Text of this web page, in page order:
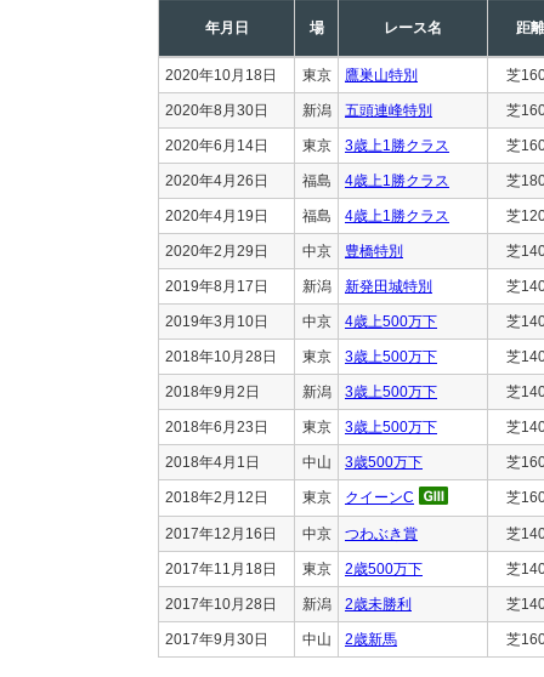
年月日 場 レース名 距離
2020年10月18日 東京 鷹巣山特別 芝
2020年8月30日 新潟 五頭連峰特別 芝
2020年6月14日 東京 3歳上1勝クラス 芝
2020年4月26日 福島 4歳上1勝クラス 芝
2020年4月19日 福島 4歳上1勝クラス 芝
2020年2月29日 中京 豊橋特別 芝
2019年8月17日 新潟 新発田城特別 芝
2019年3月10日 中京 4歳上500万下 芝
2018年10月28日 東京 3歳上500万下 芝
2018年9月2日 新潟 3歳上500万下 芝
2018年6月23日 東京 3歳上500万下 芝
2018年4月1日 中山 3歳500万下 芝
2018年2月12日 東京 クイーンC 芝
2017年12月16日 中京 つわぶき賞 芝
2017年11月18日 東京 2歳500万下 芝
2017年10月28日 新潟 2歳未勝利 芝
2017年9月30日 中山 2歳新馬 芝